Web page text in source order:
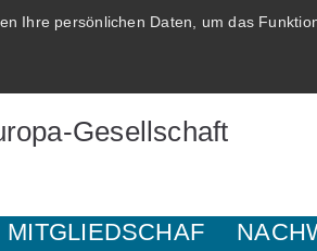
Ihre persönlichen Daten, um das
MITGLIEDSCHAF